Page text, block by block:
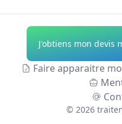
Traitement
d'Humidité des
Murs Chanoy
Traitement
d'Humidité des
Vesaignes-
J'obtiens mon devis
Faire apparaitre
© 2026